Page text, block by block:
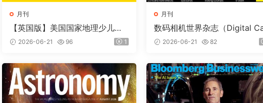
月刊
【英国版】美国国家地理少儿版
（National Geographic Kids）
第257期
2026-06-21 96 1
月刊
数码相机世界杂志（Digital
era World）2026年7月
2026-06-21 82